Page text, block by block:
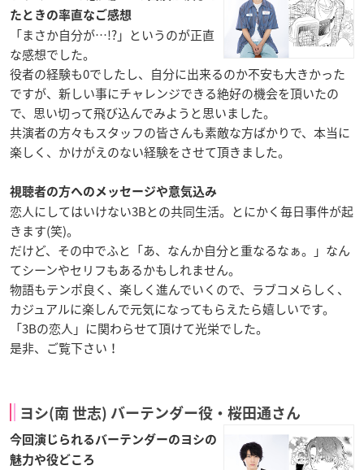
たときの率直なご感想
「まさか自分が…!?」というのが正直
な感想でした。
役者の経験も0でしたし、自分に出来るのか不安も大きかった
ですが、新しい事にチャレンジできる絶好の機会を頂いたの
で、思い切って飛び込んでみようと思いました。
共演者の方々もスタッフの皆さんも素敵な方ばかりで、本当に
楽しく、かけがえのない経験をさせて頂きました。
視聴者の方へのメッセージや意気込み
恋人にしてはいけない3Bとの共同生活。とにかく毎日事件が起
きます(笑)。
だけど、その中でふと「あ、なんか自分と重なるなぁ。」なん
てシーンやセリフもあるかもしれません。
物語もテンポ良く、楽しく進んでいくので、ラブコメらしく、
カジュアルに楽しんで元気になってもらえたら嬉しいです。
「3Bの恋人」に関わらせて頂けて光栄でした。
是非、ご覧下さい！
ヨシ(南 世志) バーテンダー役・桜田通さん
今回演じられるバーテンダーのヨシの
魅力や役どころ